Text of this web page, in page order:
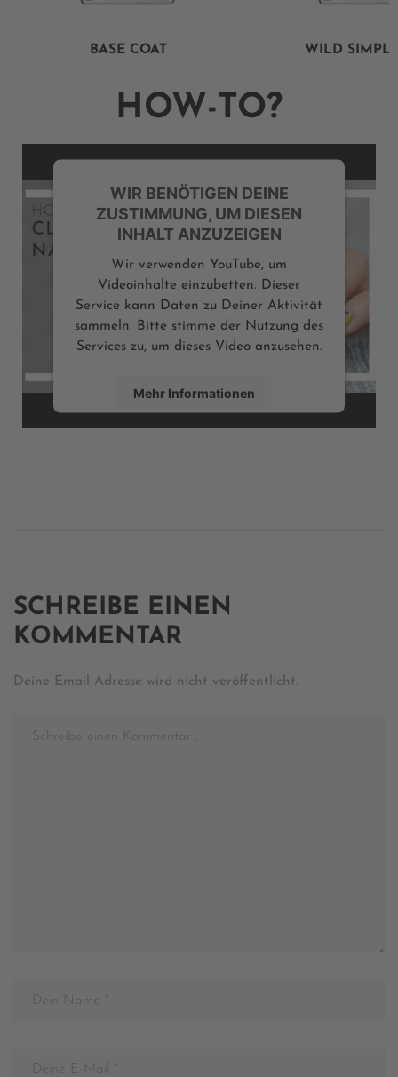
BASE COAT WILD
HOW-TO?
WIR BENÖTIGEN DEINE
ZUSTIMMUNG, UM DIESEN
INHALT ANZUZEIGEN
Wir verwenden YouTube, um
Videoinhalte einzubetten. Dieser
Service kann Daten zu Deiner Aktivität
sammeln. Bitte stimme der Nutzung des
Services zu, um dieses Video anzusehen.
Mehr Informationen
SCHREIBE EINEN
KOMMENTAR
Deine Email-Adresse wird nicht veröffentlicht.